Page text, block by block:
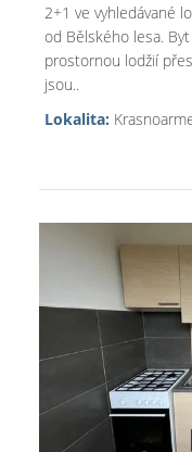
2+1 ve vyhledávané
od Bělského lesa.
prostornou lodžií
jsou..
Lokalita: